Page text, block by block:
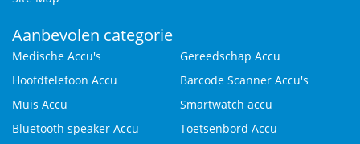
Aanbevolen categorie
Medische Accu's
Gereedschap Accu
Hoofdtelefoon Accu
Barcode Scanner Accu's
Muis Accu
Smartwatch accu
Bluetooth speaker Accu
Toetsenbord Accu